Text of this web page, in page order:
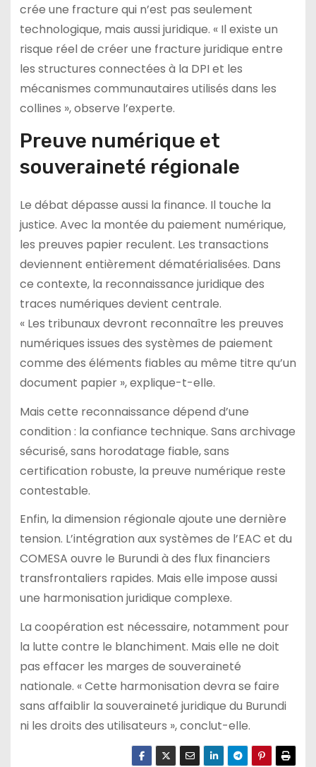
crée une fracture qui n’est pas seulement
technologique, mais aussi juridique. « Il existe un
risque réel de créer une fracture juridique entre
les structures connectées à la DPI et les
mécanismes communautaires utilisés dans les
collines », observe l’experte.
Preuve numérique et
souveraineté régionale
Le débat dépasse aussi la finance. Il touche la
justice. Avec la montée du paiement numérique,
les preuves papier reculent. Les transactions
deviennent entièrement dématérialisées. Dans
ce contexte, la reconnaissance juridique des
traces numériques devient centrale.
« Les tribunaux devront reconnaître les preuves
numériques issues des systèmes de paiement
comme des éléments fiables au même titre qu’un
document papier », explique-t-elle.
Mais cette reconnaissance dépend d’une
condition : la confiance technique. Sans archivage
sécurisé, sans horodatage fiable, sans
certification robuste, la preuve numérique reste
contestable.
Enfin, la dimension régionale ajoute une dernière
tension. L’intégration aux systèmes de l’EAC et du
COMESA ouvre le Burundi à des flux financiers
transfrontaliers rapides. Mais elle impose aussi
une harmonisation juridique complexe.
La coopération est nécessaire, notamment pour
la lutte contre le blanchiment. Mais elle ne doit
pas effacer les marges de souveraineté
nationale. « Cette harmonisation devra se faire
sans affaiblir la souveraineté juridique du Burundi
ni les droits des utilisateurs », conclut-elle.